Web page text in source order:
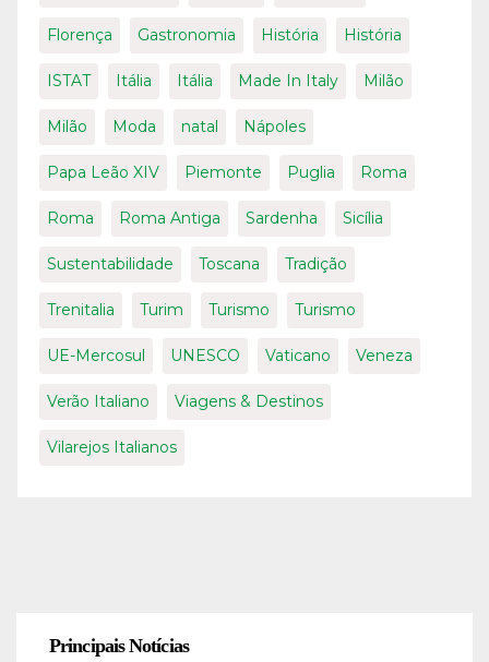
Florença Gastronomia História História
ISTAT Itália Itália Made In Italy Milão
Milão Moda natal Nápoles
Papa Leão XIV Piemonte Puglia Roma
Roma Roma Antiga Sardenha Sicília
Sustentabilidade Toscana Tradição
Trenitalia Turim Turismo Turismo
UE-Mercosul UNESCO Vaticano Veneza
Verão Italiano Viagens & Destinos
Vilarejos Italianos
Principais Notícias